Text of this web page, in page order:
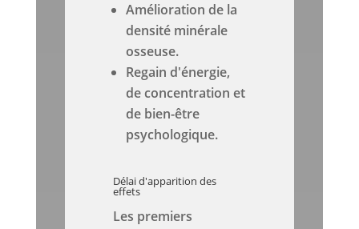
Amélioration de la
densité minérale
osseuse.
Regain d'énergie,
de concentration et
de bien-être
psychologique.
Délai d'apparition des
effets
Les premiers